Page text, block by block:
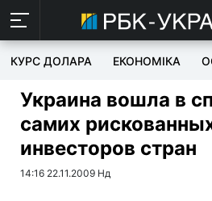
КУРС ДОЛАРА ЕКОНОМІКА
Украина вошла в
самих
инвесторов стран
14:16 22.11.2009 Нд